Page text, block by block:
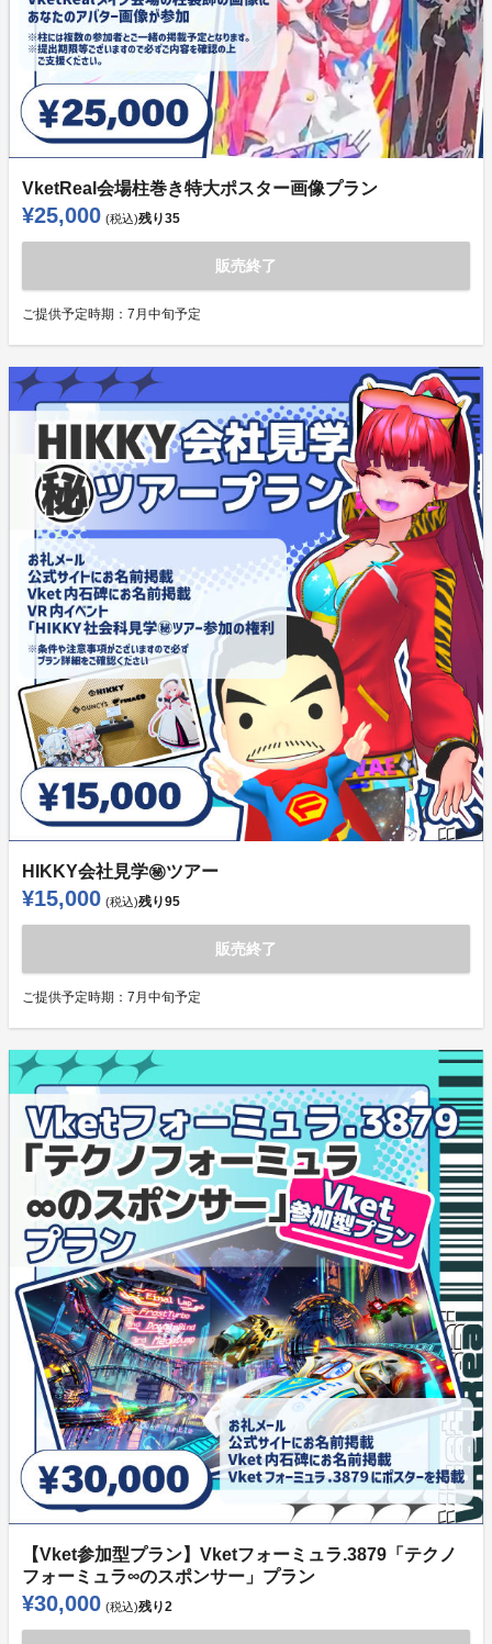
VketReal会場柱巻き特大ポスター画像プラン
¥25,000 (税込)残り35
販売終了
ご提供予定時期： 7月中旬予定
HIKKY会社見学㊙ツアー
¥15,000 (税込)残り95
販売終了
ご提供予定時期： 7月中旬予定
【Vket参加型プラン】Vketフォーミュラ.3879「テクノ
フォーミュラ∞のスポンサー」プラン
¥30,000 (税込)残り2